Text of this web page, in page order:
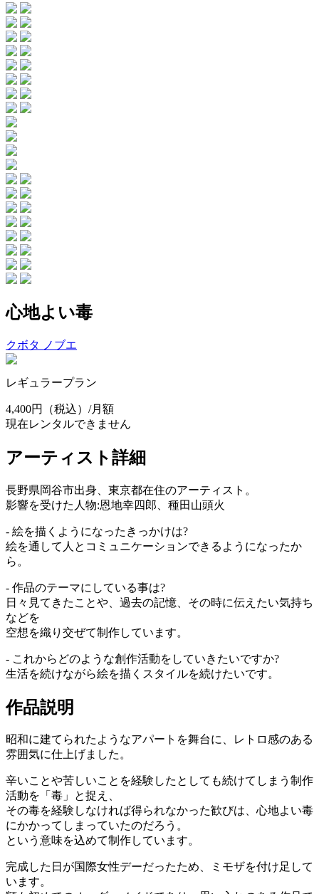
心地よい毒
クボタ ノブエ
レギュラープラン
4,400円
（税込）/月額
現在レンタルできません
アーティスト詳細
長野県岡谷市出身、東京都在住のアーティスト。
影響を受けた人物:恩地幸四郎、種田山頭火
- 絵を描くようになったきっかけは?
絵を通して人とコミュニケーションできるようになったか
ら。
- 作品のテーマにしている事は?
日々見てきたことや、過去の記憶、その時に伝えたい気持ち
などを
空想を織り交ぜて制作しています。
- これからどのような創作活動をしていきたいですか?
生活を続けながら絵を描くスタイルを続けたいです。
作品説明
昭和に建てられたようなアパートを舞台に、レトロ感のある
雰囲気に仕上げました。
辛いことや苦しいことを経験したとしても続けてしまう制作
活動を「毒」と捉え、
その毒を経験しなければ得られなかった歓びは、心地よい毒
にかかってしまっていたのだろう。
という意味を込めて制作しています。
完成した日が国際女性デーだったため、ミモザを付け足して
います。